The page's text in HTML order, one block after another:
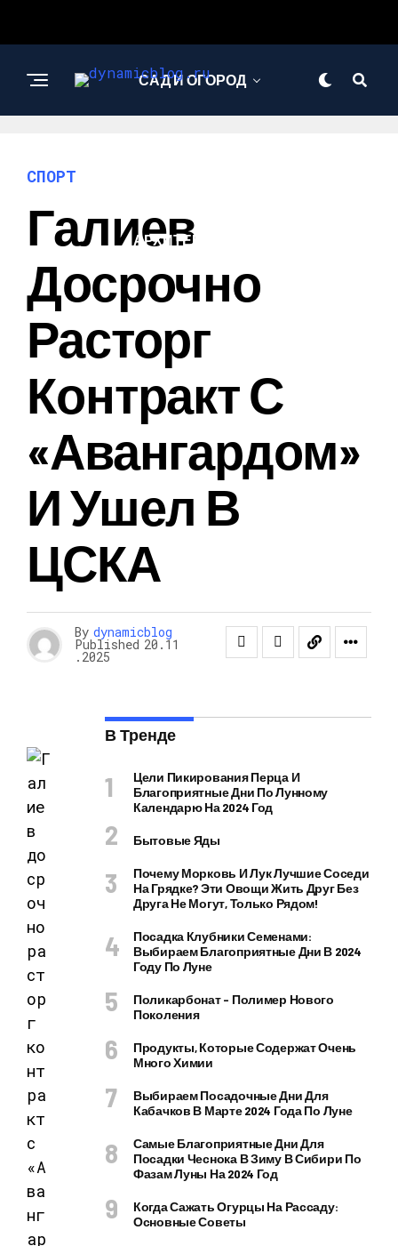
САД И ОГОРОД
АРХИТЕКТУРА И
СПОРТ
Галиев
Досрочно
Расторг
Контракт С
«Авангардом»
И Ушел В
ЦСКА
By dynamicblog
Published 20.11
.2025
В Тренде
Цели Пикирования Перца И
Благоприятные Дни По Лунному
Календарю На 2024 Год
Бытовые Яды
Почему Морковь И Лук Лучшие Соседи
На Грядке? Эти Овощи Жить Друг Без
Друга Не Могут, Только Рядом!
Посадка Клубники Семенами:
Выбираем Благоприятные Дни В 2024
Году По Луне
Поликарбонат – Полимер Нового
Поколения
Продукты, Которые Содержат Очень
Много Химии
Выбираем Посадочные Дни Для
Кабачков В Марте 2024 Года По Луне
Самые Благоприятные Дни Для
Посадки Чеснока В Зиму В Сибири По
Фазам Луны На 2024 Год
Когда Сажать Огурцы На Рассаду:
Основные Советы